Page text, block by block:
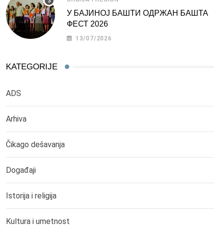
У БАЈИНОЈ БАШТИ ОДРЖАН БАШТА
ФЕСТ 2026
13/07/2026
KATEGORIJE
ADS
Arhiva
Čikago dešavanja
Događaji
Istorija i religija
Kultura i umetnost